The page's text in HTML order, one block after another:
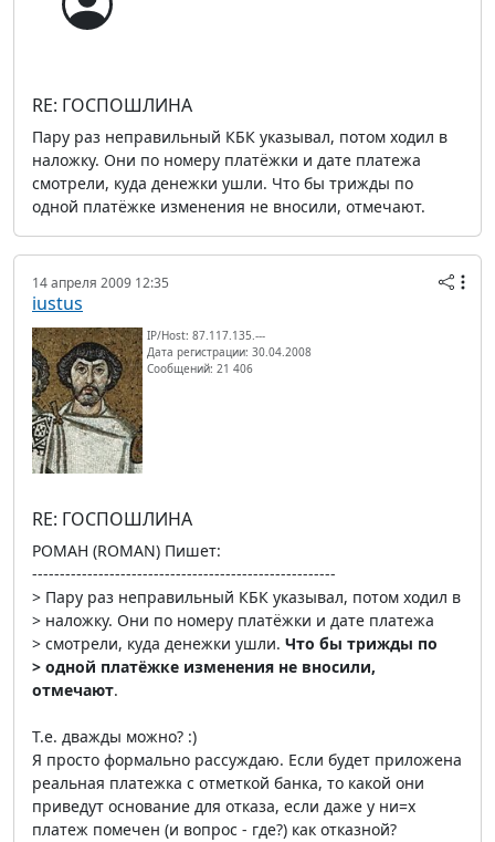
RE: ГОСПОШЛИНА
Пару раз неправильный КБК указывал, потом ходил в
наложку. Они по номеру платёжки и дате платежа
смотрели, куда денежки ушли. Что бы трижды по
одной платёжке изменения не вносили, отмечают.
14 апреля 2009 12:35
iustus
IP/Host: 87.117.135.---
Дата регистрации: 30.04.2008
Сообщений: 21 406
RE: ГОСПОШЛИНА
РОМАН (ROMAN) Пишет:
-------------------------------------------------------
> Пару раз неправильный КБК указывал, потом ходил в
> наложку. Они по номеру платёжки и дате платежа
> смотрели, куда денежки ушли. Что бы трижды по
> одной платёжке изменения не вносили,
отмечают.
Т.е. дважды можно? :)
Я просто формально рассуждаю. Если будет приложена
реальная платежка с отметкой банка, то какой они
приведут основание для отказа, если даже у ни=х
платеж помечен (и вопрос - где?) как отказной?